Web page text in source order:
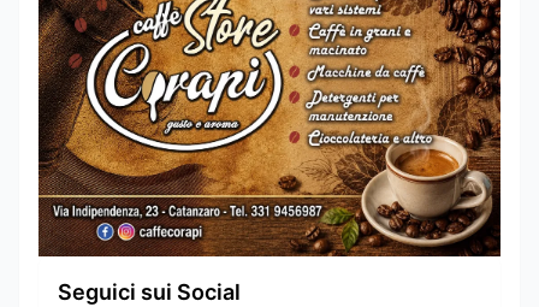
Seguici sui Social